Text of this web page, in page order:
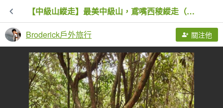
【中級山縱走】最美中級山，鳶嘴西稜縱走（鳶嘴山，醜崠山，長壽山）
Broderick戶外旅行 關注他